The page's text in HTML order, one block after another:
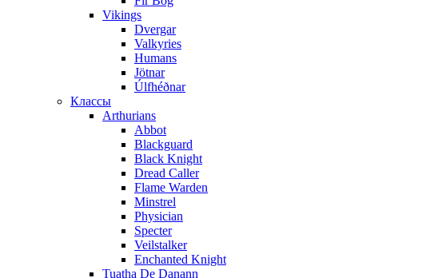
Vikings
Dvergar
Valkyries
Humans
Jötnar
Úlfhéðnar
Классы
Arthurians
Abbot
Blackguard
Black Knight
Dread Caller
Flame Warden
Minstrel
Physician
Specter
Veilstalker
Enchanted Knight
Tuatha De Danann